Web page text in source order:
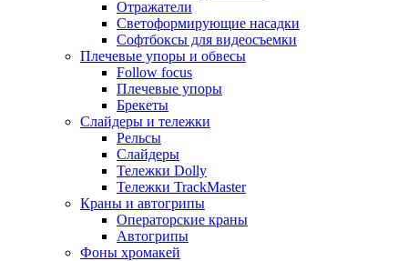
Отражатели
Светоформирующие насадки
Софтбоксы для видеосъемки
Плечевые упоры и обвесы
Follow focus
Плечевые упоры
Брекеты
Слайдеры и тележки
Рельсы
Слайдеры
Тележки Dolly
Тележки TrackMaster
Краны и автогрипы
Операторские краны
Автогрипы
Фоны хромакей